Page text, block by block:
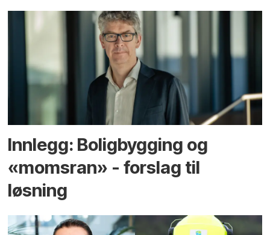
Innlegg: Boligbygging og
«momsran» - forslag til
løsning